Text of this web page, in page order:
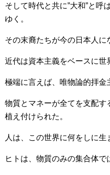
そして時代と共に”大和”と呼
ゆく。
その末裔たちが今の日本人に
近代は資本主義をベースに世
極端に言えば、唯物論的拝金
物質とマネーが全てを支配す
植え付けられた。
人は、この世界に何をしに生
ヒトは、物質のみの集合体で